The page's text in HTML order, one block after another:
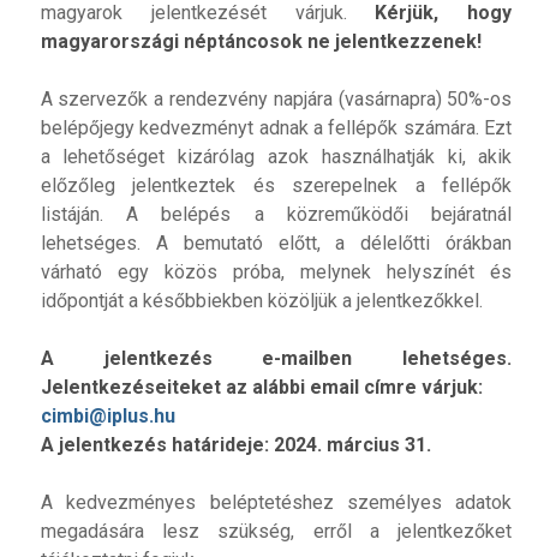
magyarok jelentkezését várjuk. Kérjük, hogy
magyarországi néptáncosok ne jelentkezzenek!
A szervezők a rendezvény napjára (vasárnapra) 50%-os
belépőjegy kedvezményt adnak a fellépők számára. Ezt
a lehetőséget kizárólag azok használhatják ki, akik
előzőleg jelentkeztek és szerepelnek a fellépők
listáján. A belépés a közreműködői bejáratnál
lehetséges. A bemutató előtt, a délelőtti órákban
várható egy közös próba, melynek helyszínét és
időpontját a későbbiekben közöljük a jelentkezőkkel.
A jelentkezés e-mailben lehetséges.
Jelentkezéseiteket az alábbi email címre várjuk:
cimbi@iplus.hu
A jelentkezés határideje: 2024. március 31.
A kedvezményes beléptetéshez személyes adatok
megadására lesz szükség, erről a jelentkezőket